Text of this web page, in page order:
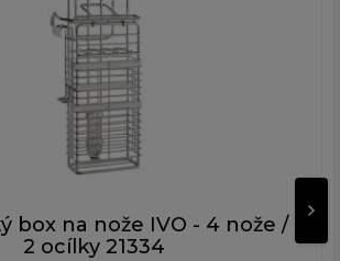
box na nože IVO - 4 nože /
2 ocílky 21334